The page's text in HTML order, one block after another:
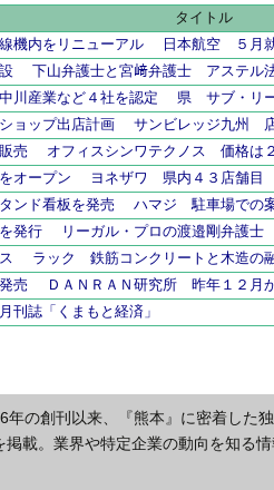
タイトル
線機内をリニューアル 日本航空 ５月
設 下山弁護士と宮﨑弁護士 アステル
中川産業など４社を認定 県 サブ・リ
ショップ出店計画 サンビレッジ九州
販売 オフィスシンワテクノス 価格は
をオープン ヨネザワ 県内４３店舗目
タンド看板を発売 ハマジ 駐車場での
を発行 リーガル・プロの渡邉剛弁護
ス ラック 鉄筋コンクリートと木造の
発売 ＤＡＮＲＡＮ研究所 昨年１２月
誌「くまもと経済」
年の創刊以来、『熊本』に密着し
掲載。業界や特定企業の動向を知る